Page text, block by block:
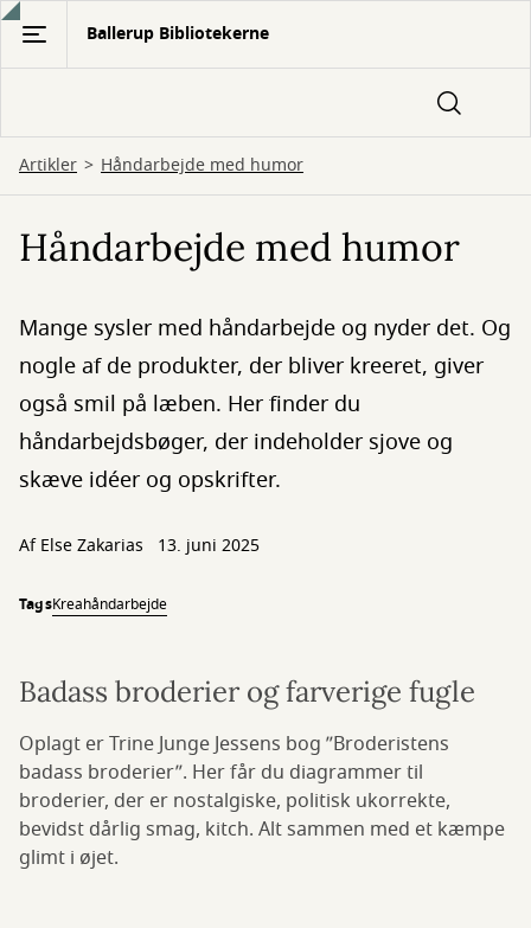
Gå
hovedindhold
Ballerup Bibliotekerne
Artikler Håndarbejde med humor
Håndarbejde med humor
Mange sysler med håndarbejde og nyder det. Og
nogle af de produkter, der bliver kreeret, giver
også smil på læben. Her finder du
håndarbejdsbøger, der indeholder sjove og
skæve idéer og opskrifter.
Af Else Zakarias 13. juni 2025
TagsKreahåndarbejde
Badass broderier og farverige fugle
Oplagt er Trine Junge Jessens bog ”Broderistens
badass broderier”. Her får du diagrammer til
broderier, der er nostalgiske, politisk ukorrekte,
bevidst dårlig smag, kitch. Alt sammen med et kæmpe
glimt i øjet.